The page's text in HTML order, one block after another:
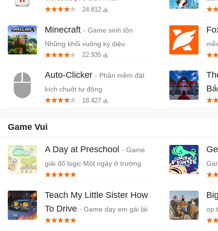
24.812
Minecraft - Game sinh tồn
Những khối vuông kỳ diệu
22.935
Auto-Clicker - Phần mềm đặt
kích chuột tự động
18.427
Game Vui
A Day at Preschool - Game
giải đố logic Một ngày ở trường
Mầm non
Teach My Little Sister How
To Drive - Game dạy em gái lái
xe hỗn loạn, hài hước
vui
op